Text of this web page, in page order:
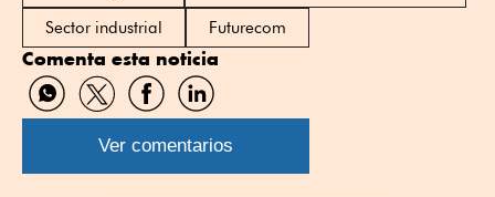
Sector industrial
Futurecom
Comenta esta noticia
Compartir
por
WhatsApp
Compartir
por
Twitter
Compartir
por
Facebook
Compartir
por
Linkedin
Ver comentarios